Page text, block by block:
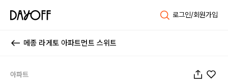
로그인/회원가입
메종 라게토 아파트먼트 스위트
아파트